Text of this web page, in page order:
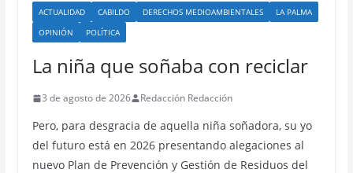
ACTUALIDAD CABILDO DERECHOS MEDIOAMBIENTALES
LA PALMA
OPINIÓN
POLÍTICA
La niña que soñaba con reciclar
3 de agosto de 2026 Redacción Redacción
Pero, para desgracia de aquella niña soñadora, su yo
del futuro está en 2026 presentando alegaciones al
nuevo Plan de Prevención y Gestión de Residuos del